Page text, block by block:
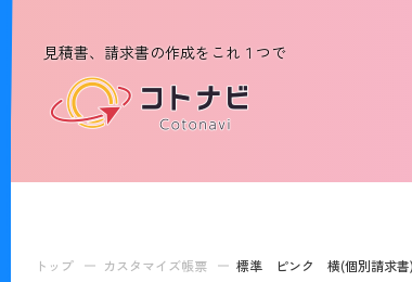
見積書、請求書の作成をこれ１つで
トップ カスタマイズ帳票 標準 ピンク 横(個別請求書)